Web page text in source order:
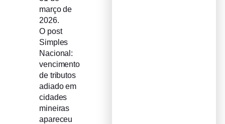
março de
2026.
O post
Simples
Nacional:
vencimento
de tributos
adiado em
cidades
mineiras
apareceu